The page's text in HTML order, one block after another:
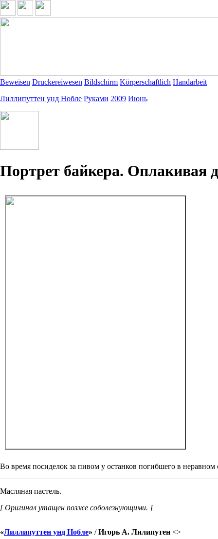
Beweisen Druckereiwesen Bildschirm Körperschaftlich Handarbeit
Лиллипуттен унд Нобле Руками 2009 Июнь
Портрет байкера. Оплакивая
Во время посиделок за пивом у останков погибшего в
Масляная пастель.
[ Оригинал утащен позже соболезнующими. ]
«Лиллипуттен унд Нобле» /Игорь А. Лилипутен <>